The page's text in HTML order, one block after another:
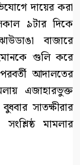
দায়ের করা
৯টার দিকে
বাজারে
গুলি করে
আদালতের
এজাহারভুক্ত
সাতক্ষীরার
মামলার